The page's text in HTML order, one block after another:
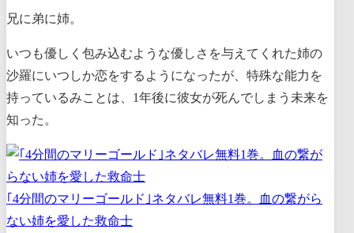
兄に弟に姉。
いつも優しく包み込むような優しさを与えてくれた姉の
沙羅にいつしか恋をするようになったが、特殊な能力を
持っているみことは、1年後に彼女が死んでしまう未来を
知った。
｢4分間のマリーゴールド｣ネタバレ無料1巻。血の繋がら
ない姉を愛した救命士